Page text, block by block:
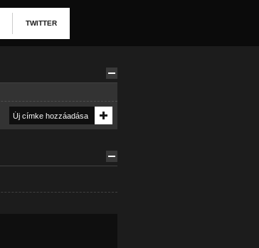
TWITTER